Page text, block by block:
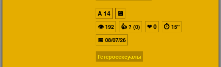
A14
💾
👁192 👍 ? (0) ❤0 ⏱ 15"
📅 08/07/26
Гетеросексуалы